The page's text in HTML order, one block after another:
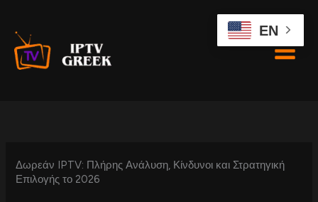
content
Δωρεάν IPTV: Πλήρης Ανάλυση, Κίνδυνοι και Στρατηγική
Επιλογής το 2026
EN